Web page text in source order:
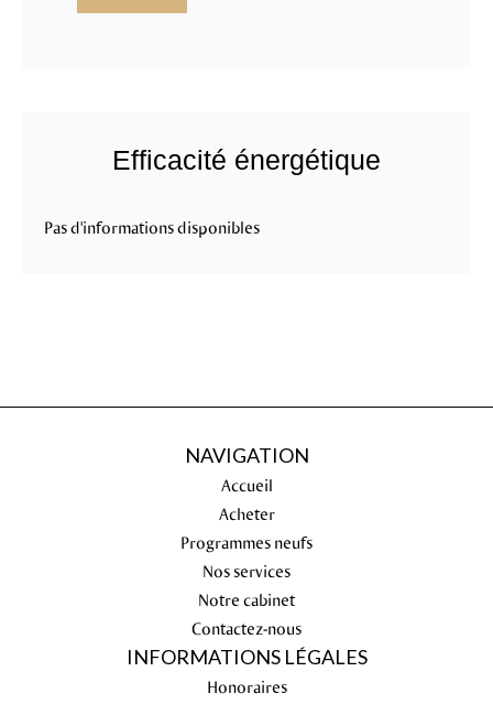
Efficacité énergétique
Pas d'informations disponibles
NAVIGATION
Accueil
Acheter
Programmes neufs
Nos services
Notre cabinet
Contactez-nous
INFORMATIONS LÉGALES
Honoraires